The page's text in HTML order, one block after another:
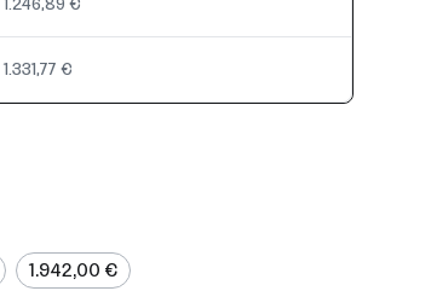
1.331,77 €
1.942,00 €